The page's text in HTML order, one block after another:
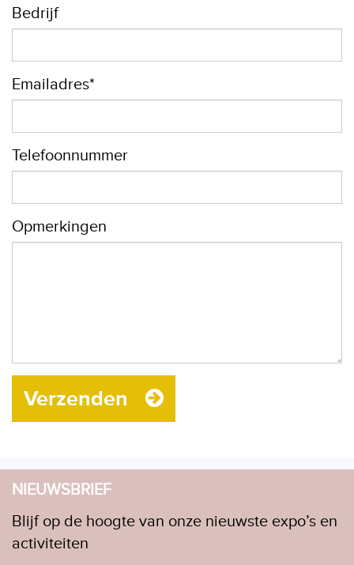
Bedrijf
Emailadres*
Telefoonnummer
Opmerkingen
Verzenden
NIEUWSBRIEF
Blijf op de hoogte van onze nieuwste expo’s en
activiteiten